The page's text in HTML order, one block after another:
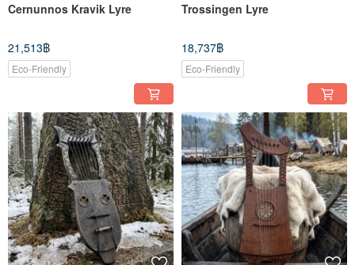
Cernunnos Kravik Lyre
21,513฿
Eco-Friendly
Trossingen Lyre
18,737฿
Eco-Friendly